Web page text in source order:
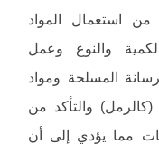
من استعمال المواد
والنوع وعمل
المسلحة ومواد
(كالرمل) والتأكد من
مما يؤدي إلى أن